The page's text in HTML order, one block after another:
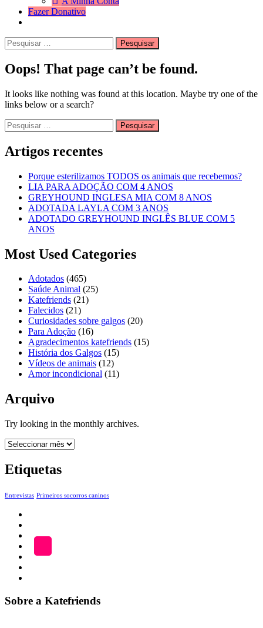
Fazer Donativo
Search
Pesquisar
por:
Oops! That page can’t be found.
It looks like nothing was found at this location. Maybe try one of the
links below or a search?
Pesquisar
por:
Artigos recentes
Porque esterilizamos TODOS os animais que recebemos?
LIA PARA ADOÇÃO COM 4 ANOS
GREYHOUND INGLESA MIA COM 8 ANOS
ADOTADA LAYLA COM 3 ANOS
ADOTADO GREYHOUND INGLÊS BLUE COM 5
ANOS
Most Used Categories
Adotados (465)
Saúde Animal (25)
Katefriends (21)
Falecidos (21)
Curiosidades sobre galgos (20)
Para Adoção (16)
Agradecimentos katefriends (15)
História dos Galgos (15)
Vídeos de animais (12)
Amor incondicional (11)
Arquivo
Try looking in the monthly archives.
Arquivo
Etiquetas
Entrevistas Primeiros socorros caninos
ADOÇÃO
LOJA
Sobre a Katefriends